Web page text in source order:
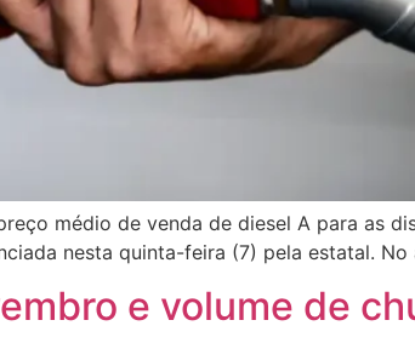
médio de venda de diesel A para as
nesta quinta-feira (7) pela estatal.
e volume de